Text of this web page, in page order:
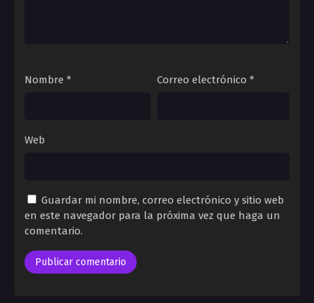
Nombre * Correo electrónico *
Web
Guardar mi nombre, correo electrónico y sitio web
en este navegador para la próxima vez que haga un
comentario.